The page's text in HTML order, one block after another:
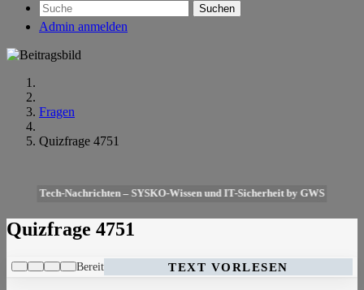
Suchen
Admin anmelden
Fragen
Quizfrage 4751
Tech-Nachrichten – SYSKO-Wissen und IT-Sicherheit by GWS
Quizfrage 4751
Bereit TEXT VORLESEN